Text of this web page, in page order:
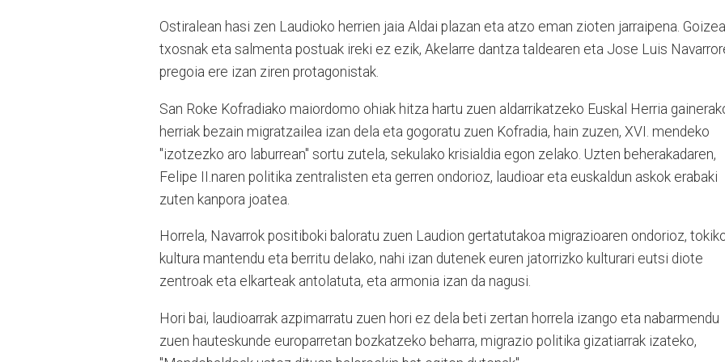
Ostiralean hasi zen Laudioko herrien jaia Aldai plazan eta atzo eman zioten jarraipena.
txosnak eta salmenta postuak ireki ez ezik, Akelarre dantza taldearen eta Jose Luis
pregoia ere izan ziren protagonistak.
San Roke Kofradiako maiordomo ohiak hitza hartu zuen aldarrikatzeko Euskal Herria
herriak bezain migratzailea izan dela eta gogoratu zuen Kofradia, hain zuzen, XVI. mendeko
"izotzezko aro laburrean" sortu zutela, sekulako krisialdia egon zelako. Uzten beherakadaren,
Felipe II.naren politika zentralisten eta gerren ondorioz, laudioar eta euskaldun askok erabaki
zuten kanpora joatea.
Horrela, Navarrok positiboki baloratu zuen Laudion gertatutakoa migrazioaren ondorioz,
kultura mantendu eta berritu delako, nahi izan dutenek euren jatorrizko kulturari eutsi diote
zentroak eta elkarteak antolatuta, eta armonia izan da nagusi.
Hori bai, laudioarrak azpimarratu zuen hori ez dela beti zertan horrela izango eta nabarmendu
zuen hauteskunde europarretan bozkatzeko beharra, migrazio politika gizatiarrak izateko,